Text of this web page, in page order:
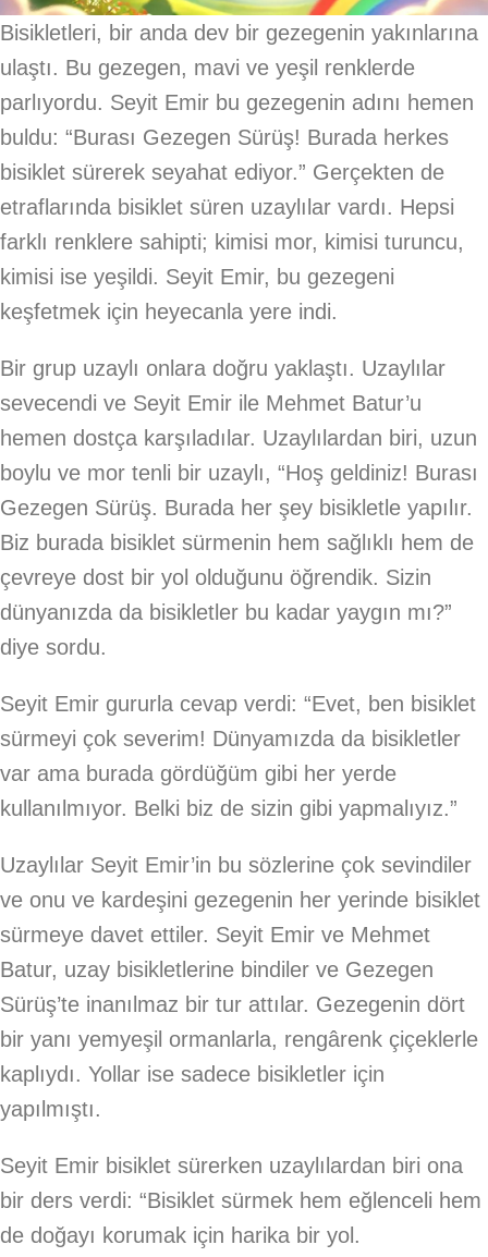
Bisikletleri, bir anda dev bir gezegenin yakınlarına
ulaştı. Bu gezegen, mavi ve yeşil renklerde
parlıyordu. Seyit Emir bu gezegenin adını hemen
buldu: “Burası Gezegen Sürüş! Burada herkes
bisiklet sürerek seyahat ediyor.” Gerçekten de
etraflarında bisiklet süren uzaylılar vardı. Hepsi
farklı renklere sahipti; kimisi mor, kimisi turuncu,
kimisi ise yeşildi. Seyit Emir, bu gezegeni
keşfetmek için heyecanla yere indi.
Bir grup uzaylı onlara doğru yaklaştı. Uzaylılar
sevecendi ve Seyit Emir ile Mehmet Batur’u
hemen dostça karşıladılar. Uzaylılardan biri, uzun
boylu ve mor tenli bir uzaylı, “Hoş geldiniz! Burası
Gezegen Sürüş. Burada her şey bisikletle yapılır.
Biz burada bisiklet sürmenin hem sağlıklı hem de
çevreye dost bir yol olduğunu öğrendik. Sizin
dünyanızda da bisikletler bu kadar yaygın mı?”
diye sordu.
Seyit Emir gururla cevap verdi: “Evet, ben bisiklet
sürmeyi çok severim! Dünyamızda da bisikletler
var ama burada gördüğüm gibi her yerde
kullanılmıyor. Belki biz de sizin gibi yapmalıyız.”
Uzaylılar Seyit Emir’in bu sözlerine çok sevindiler
ve onu ve kardeşini gezegenin her yerinde bisiklet
sürmeye davet ettiler. Seyit Emir ve Mehmet
Batur, uzay bisikletlerine bindiler ve Gezegen
Sürüş’te inanılmaz bir tur attılar. Gezegenin dört
bir yanı yemyeşil ormanlarla, rengârenk çiçeklerle
kaplıydı. Yollar ise sadece bisikletler için
yapılmıştı.
Seyit Emir bisiklet sürerken uzaylılardan biri ona
bir ders verdi: “Bisiklet sürmek hem eğlenceli hem
de doğayı korumak için harika bir yol.